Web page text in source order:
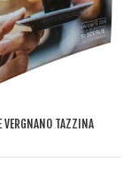
VERGNANO TAZZINA